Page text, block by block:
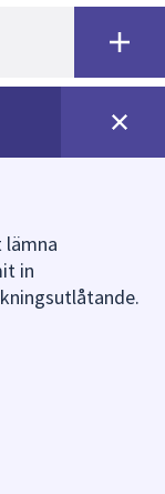
in
ställs
vidare
eller
överklaga
för